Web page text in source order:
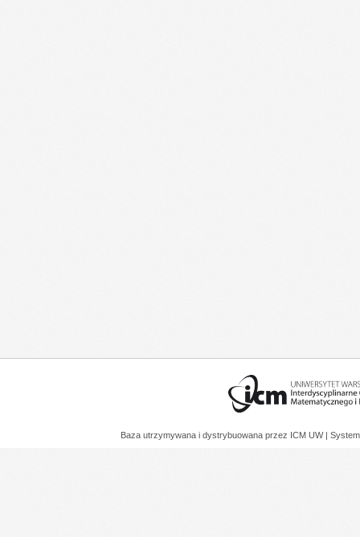
Baza utrzymywana i dystrybuowana przez ICM UW |